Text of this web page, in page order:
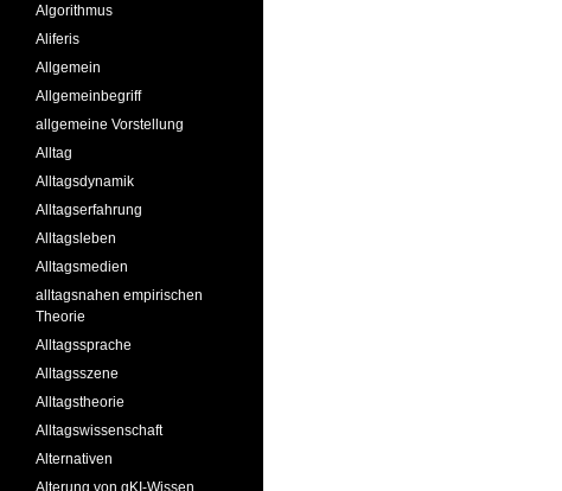
Algorithmus
Aliferis
Allgemein
Allgemeinbegriff
allgemeine Vorstellung
Alltag
Alltagsdynamik
Alltagserfahrung
Alltagsleben
Alltagsmedien
alltagsnahen empirischen
Theorie
Alltagssprache
Alltagsszene
Alltagstheorie
Alltagswissenschaft
Alternativen
Alterung von gKI-Wissen